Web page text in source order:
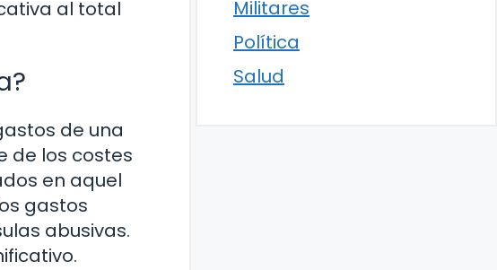
al total
de una
de los costes
en aquel
gastos
abusivas.
Militares
Política
Salud